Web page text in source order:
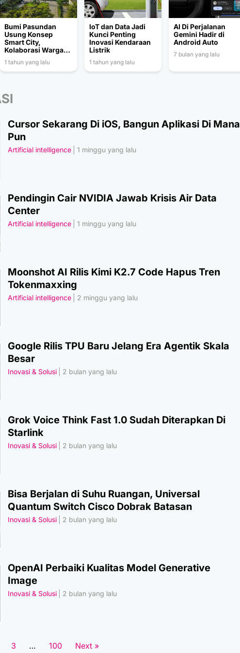
Bumi Pasundan
Usung Konsep
Smart City,
Kolaborasi Warga
Jadi Kunci Buat
Kota Bandung
1 tahun yang lalu
IoT dan Data Jadi
Kunci Penting
Inovasi Kendaraan
Listrik
1 tahun yang lalu
AI Di Perjalanan
Gemini Hadir di
Android Auto
7 bulan yang lalu
Cursor Sekarang Di iOS, Bangun Aplikasi Di Mana
Pun
Artificial intelligence 1 minggu yang lalu
Pendingin Cair NVIDIA Jawab Krisis Air Data
Center
Artificial intelligence 1 minggu yang lalu
Moonshot AI Rilis Kimi K2.7 Code Hapus Tren
Tokenmaxxing
Artificial intelligence 2 minggu yang lalu
Google Rilis TPU Baru Jelang Era Agentik Skala
Besar
Inovasi & Solusi 2 bulan yang lalu
Grok Voice Think Fast 1.0 Sudah Diterapkan Di
Starlink
Inovasi & Solusi 2 bulan yang lalu
Bisa Berjalan di Suhu Ruangan, Universal
Quantum Switch Cisco Dobrak Batasan
Inovasi & Solusi 2 bulan yang lalu
OpenAI Perbaiki Kualitas Model Generative
Image
Inovasi & Solusi 2 bulan yang lalu
3 … 100 Next »